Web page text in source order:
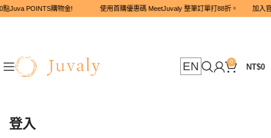
點Juva POINTS購物金! 使用首購優惠碼 MeetJuvaly 整筆訂單
EN 0
NT$0
登入